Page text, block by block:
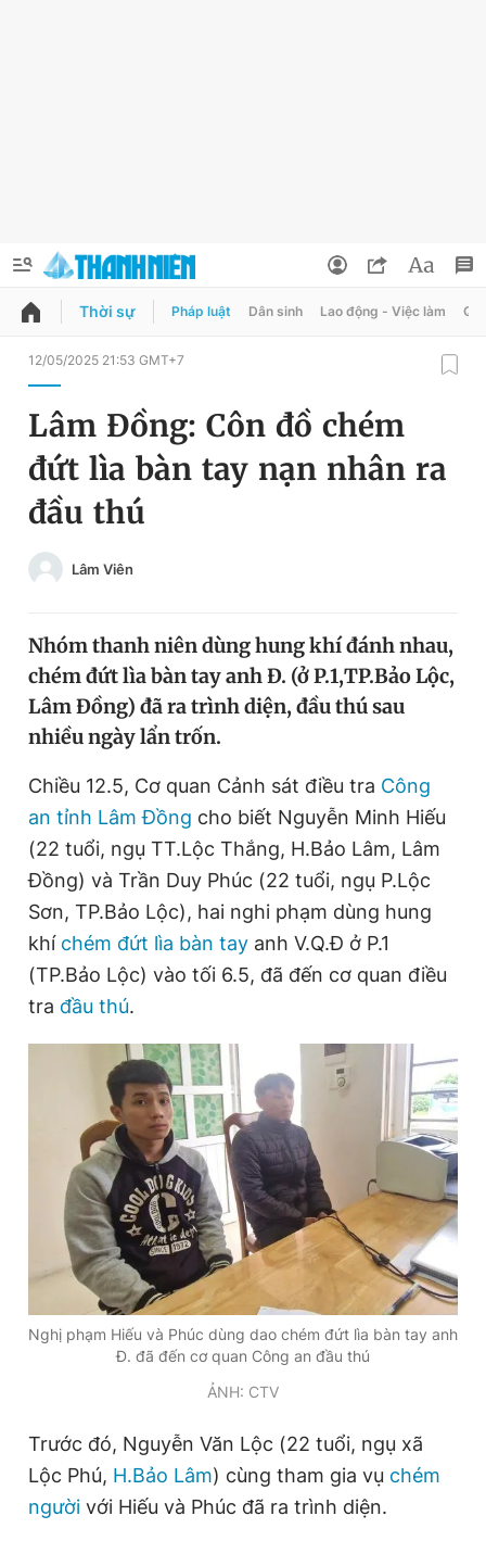
QUẢNG CÁO
Chuyên mục
Chuyên mục khác
Chào ngày mới
Video Magazine
Sản phẩm khác
Tiện ích Bạn cần biết
Thông tin tòa soạn Liên hệ quảng cáo
Đọc Thanh Niên trên điện thoại
Theo dõi báo trên
Hotline
0906 645 777
Liên hệ quảng cáo
0908 780 404
Đặt báo Quảng cáo RSS Tòa soạn Chính sách bảo
Tổng biên tập: Nguyễn Ngọc Toàn
Phó tổng biên tập thường trực: Hải Thành
Tổng thư ký tòa soạn: Đức Trung
Giấy phép xuất bản số 110/GP - BTTTT cấp ngày 24.3.2020
© 2003-2026 Bản quyền thuộc về Báo Thanh Niên. Cấm sao
chép dưới mọi hình thức nếu không có sự chấp thuận bằng văn
Đổi mật khẩu
Tin đã lưu
Thời sự Pháp luật Dân sinh Lao động - Việc làm
12/05/2025 21:53 GMT+7
Lâm Đồng: Côn đồ chém
đứt lìa bàn tay nạn nhân ra
đầu thú
Lâm Viên
Nhóm thanh niên dùng hung khí đánh nhau,
chém đứt lìa bàn tay anh Đ. (ở P.1,TP.Bảo Lộc,
Lâm Đồng) đã ra trình diện, đầu thú sau
nhiều ngày lẩn trốn.
Chiều 12.5, Cơ quan Cảnh sát điều tra Công
an tỉnh Lâm Đồng cho biết Nguyễn Minh Hiếu
(22 tuổi, ngụ TT.Lộc Thắng, H.Bảo Lâm, Lâm
Đồng) và Trần Duy Phúc (22 tuổi, ngụ P.Lộc
Sơn, TP.Bảo Lộc), hai nghi phạm dùng hung
khí chém đứt lìa bàn tay anh V.Q.Đ ở P.1
(TP.Bảo Lộc) vào tối 6.5, đã đến cơ quan điều
tra đầu thú.
Nghị phạm Hiếu và Phúc dùng dao chém đứt lìa bàn tay anh
Đ. đã đến cơ quan Công an đầu thú
ẢNH: CTV
Trước đó, Nguyễn Văn Lộc (22 tuổi, ngụ xã
Lộc Phú, H.Bảo Lâm) cùng tham gia vụ chém
người với Hiếu và Phúc đã ra trình diện.